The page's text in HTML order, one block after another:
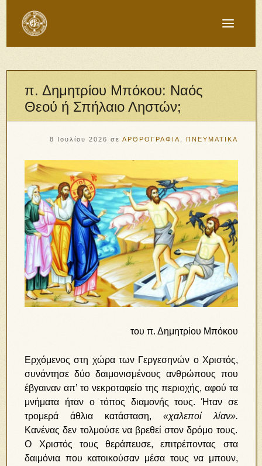
π. Δημητρίου Μπόκου: Ναός
Θεού ή Σπήλαιο Ληστών;
8 Ιουλίου 2026 σε ΑΡΘΡΟΓΡΑΦΙΑ ΠΝΕΥΜΑΤΙΚΑ
του π. Δημητρίου Μπόκου
Ερχόμενος στη χώρα των Γεργεσηνών ο Χριστός,
συνάντησε δύο δαιμονισμένους ανθρώπους που
έβγαιναν απ’ το νεκροταφείο της περιοχής, αφού τα
μνήματα ήταν ο τόπος διαμονής τους. Ήταν σε
τρομερά άθλια κατάσταση, «χαλεποί λίαν».
Κανένας δεν τολμούσε να βρεθεί στον δρόμο τους.
Ο Χριστός τους θεράπευσε, επιτρέποντας στα
δαιμόνια που κατοικούσαν μέσα τους να μπουν,